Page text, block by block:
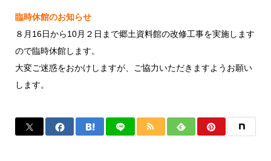
臨時休館のお知らせ
８月16日から10月２日まで郷土資料館の改修工事を実施します
ので臨時休館します。
大変ご迷惑をおかけしますが、ご協力いただきますようお願い
します。